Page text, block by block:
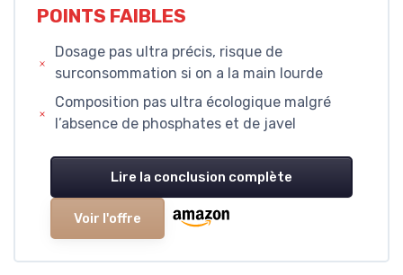
POINTS FAIBLES
Dosage pas ultra précis, risque de
surconsommation si on a la main lourde
Composition pas ultra écologique malgré
l’absence de phosphates et de javel
Lire la conclusion complète
Voir l'offre